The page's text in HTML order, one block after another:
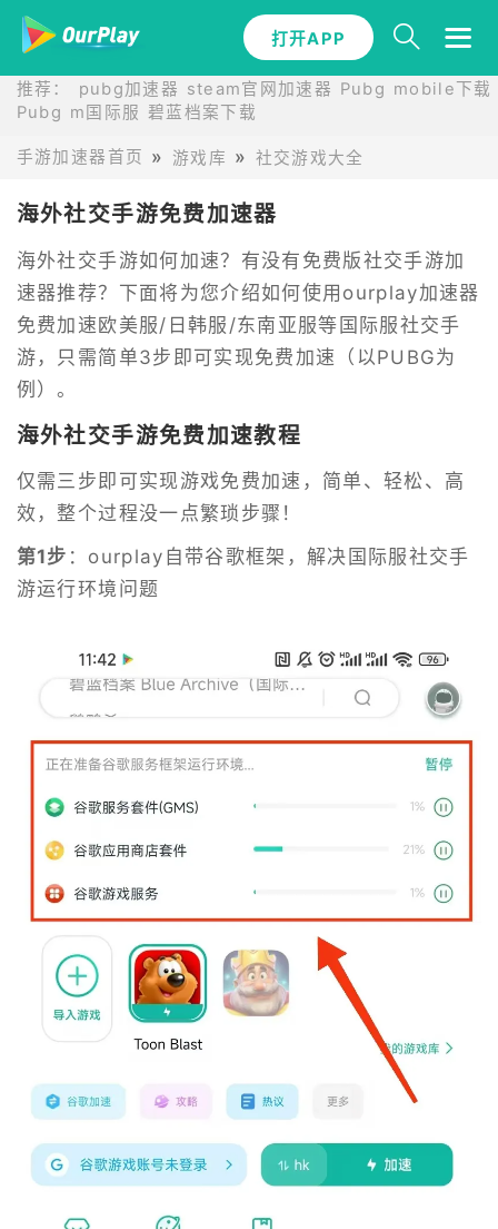
打开APP
推荐： pubg加速器 steam官网加速器 Pubg mobile下载
Pubg m国际服 碧蓝档案下载
手游加速器首页 游戏库 社交游戏大全
海外社交手游免费加速器
海外社交手游如何加速？有没有免费版社交手游加
速器推荐？下面将为您介绍如何使用ourplay加速器
免费加速欧美服/日韩服/东南亚服等国际服社交手
游，只需简单3步即可实现免费加速（以PUBG为
例）。
海外社交手游免费加速教程
仅需三步即可实现游戏免费加速，简单、轻松、高
效，整个过程没一点繁琐步骤！
第1步 ：ourplay自带谷歌框架，解决国际服社交手
游运行环境问题